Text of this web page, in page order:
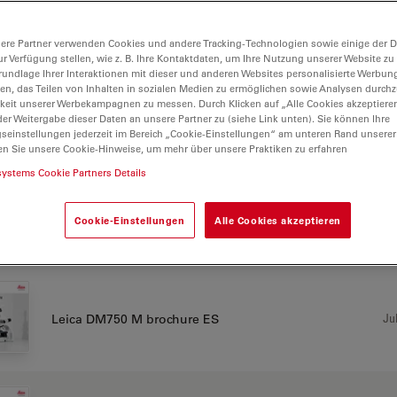
Leica DM750 M brochure DE
Leica DM750 M Brochure EN
Leica DM750 M brochure ES
Partner verwenden Cookies und andere Tracking-Technologien sowie einige der
Verfügung stellen, wie z. B. Ihre Kontaktdaten, um Ihre Nutzung unserer Website
Ihrer Interaktionen mit dieser und anderen Websites personalisierte
das Teilen von Inhalten in sozialen Medien zu ermöglichen sowie Analysen
unserer Werbekampagnen zu messen. Durch Klicken auf „Alle Cookies
Weitergabe dieser Daten an unsere Partner zu (siehe Link unten). Sie können Ihre
jederzeit im Bereich „Cookie-Einstellungen“ am unteren Rand
Sie unsere Cookie-Hinweise, um mehr über unsere Praktiken zu erfahren
Cookie Partners Details
Cookie-Einstellungen Alle Cookies akzeptieren